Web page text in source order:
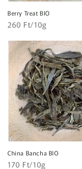
Berry Treat BIO
Normál
Egységár
260 Ft/10g
China Bancha BIO
Normál
Egységár
170 Ft/10g